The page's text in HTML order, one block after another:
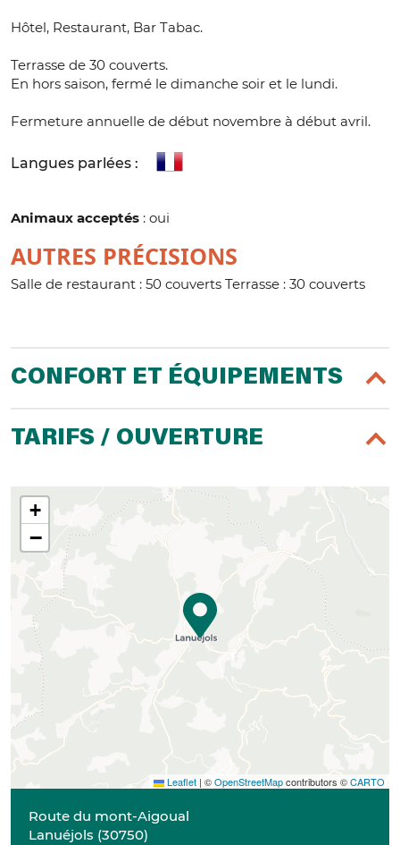
Hôtel, Restaurant, Bar Tabac.
Terrasse de 30 couverts.
En hors saison, fermé le dimanche soir et le lundi.
Fermeture annuelle de début novembre à début avril.
Langues parlées :
Animaux acceptés : oui
AUTRES PRÉCISIONS
Salle de restaurant : 50 couverts Terrasse : 30 couverts
CONFORT ET ÉQUIPEMENTS
TARIFS / OUVERTURE
+
−
Leaflet | ©OpenStreetMapcontributors ©CARTO
Route du mont-Aigoual
Lanuéjols (30750)